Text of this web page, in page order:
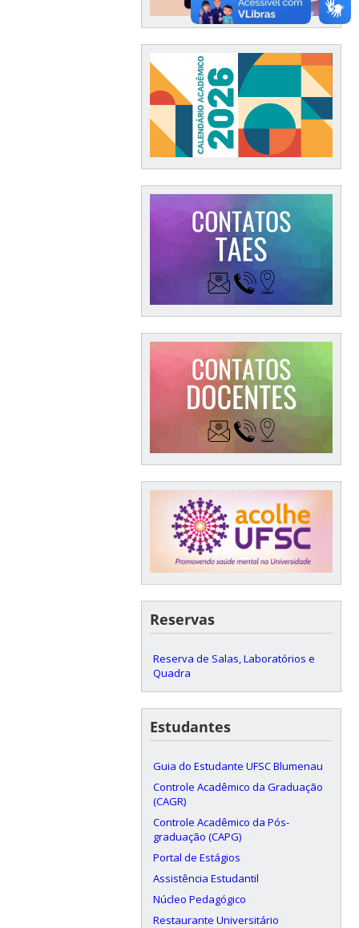
Reservas
Reserva de Salas, Laboratórios e
Quadra
Estudantes
Guia do Estudante UFSC Blumenau
Controle Acadêmico da Graduação
(CAGR)
Controle Acadêmico da Pós-
graduação (CAPG)
Portal de Estágios
Assistência Estudantil
Núcleo Pedagógico
Restaurante Universitário